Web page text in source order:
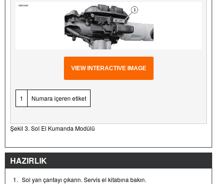
VIEW INTERACTIVE IMAGE
1 Numara içeren etiket
Şekil 3. Sol El Kumanda Modülü
HAZIRLIK
1. Sol yan çantayı çıkarın. Servis el kitabına bakın.